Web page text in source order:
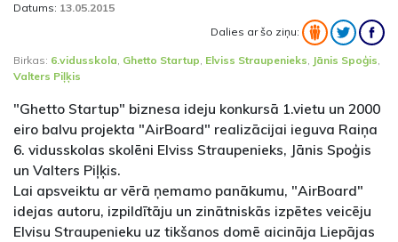
Datums: 13.05.2015
Dalies ar šo ziņu:
Birkas: 6.vidusskola, Ghetto Startup, Elviss Straupenieks, Jānis Spoģis,
Valters Piļķis
"Ghetto Startup" biznesa ideju konkursā 1.vietu un 2000
eiro balvu projekta "AirBoard" realizācijai ieguva Raiņa
6. vidusskolas skolēni Elviss Straupenieks, Jānis Spoģis
un Valters Piļķis.
Lai apsveiktu ar vērā ņemamo panākumu, "AirBoard"
idejas autoru, izpildītāju un zinātniskās izpētes veicēju
Elvisu Straupenieku uz tikšanos domē aicināja Liepājas